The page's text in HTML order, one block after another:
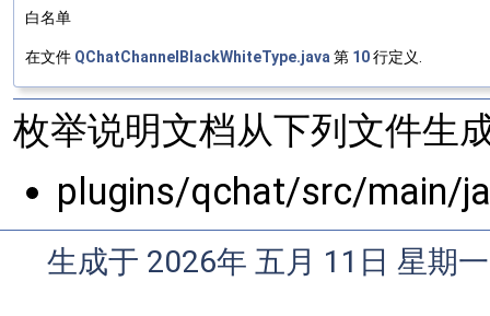
白名单
在文件 QChatChannelBlackWhiteType.java 第 10行定义.
枚举说明文档从下列文件生
plugins/qchat/src/main/
生成于 2026年 五月 11日 星期